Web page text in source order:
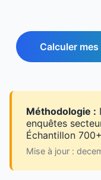
Calculer
Méthodologie :
enquêtes
Échantillon
Mise à jour :